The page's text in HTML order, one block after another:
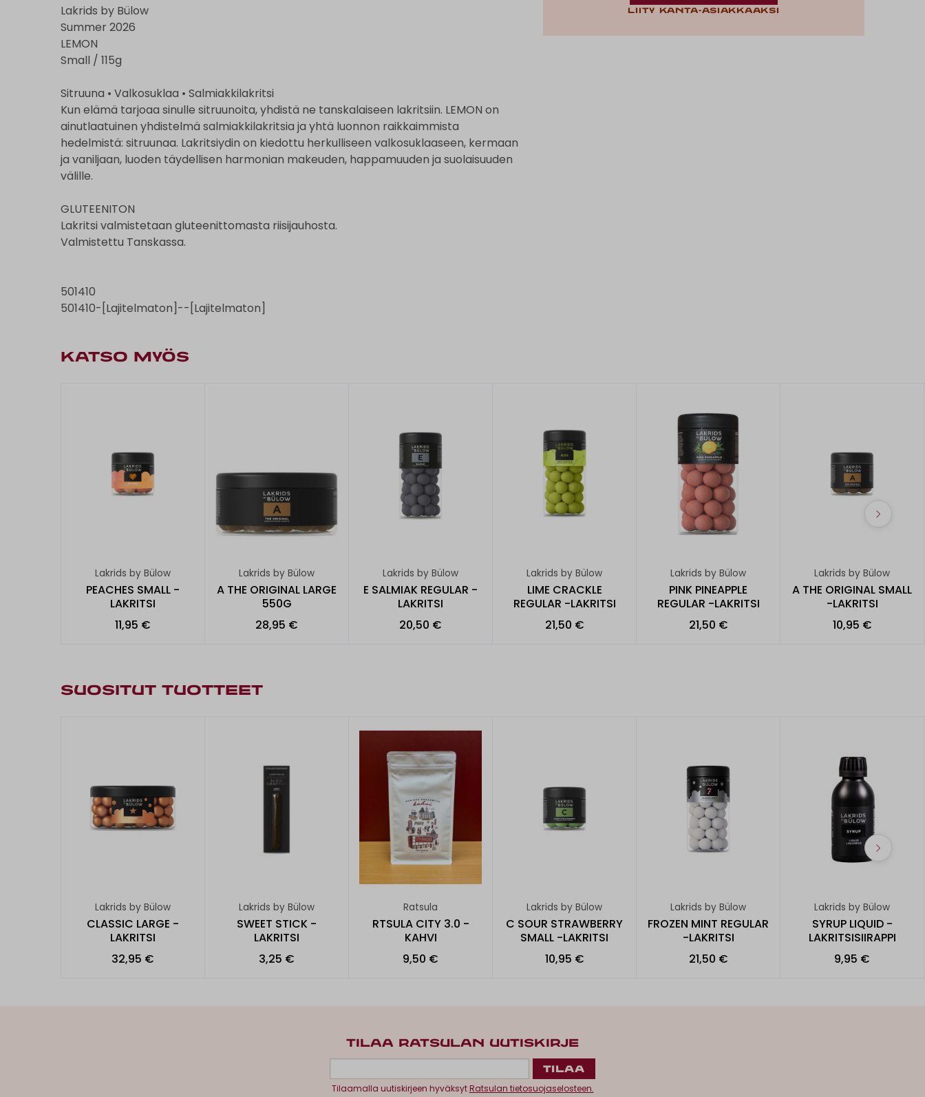
Lakrids by Bülow
Summer 2026
LEMON
Small / 115g
Sitruuna • Valkosuklaa • Salmiakkilakritsi
Kun elämä tarjoaa sinulle sitruunoita, yhdistä ne tanskalaiseen lakritsiin. LEMON on
ainutlaatuinen yhdistelmä salmiakkilakritsia ja yhtä luonnon raikkaimmista
hedelmistä: sitruunaa. Lakritsiydin on kiedottu herkulliseen valkosuklaaseen, kermaan
ja vaniljaan, luoden täydellisen harmonian makeuden, happamuuden ja suolaisuuden
välille.
GLUTEENITON
Lakritsi valmistetaan gluteenittomasta riisijauhosta.
Valmistettu Tanskassa.
501410
501410-[Lajitelmaton]--[Lajitelmaton]
Liity kanta-asiakkaaksi
KATSO MYÖS
Lakrids by Bülow
PEACHES SMALL -
LAKRITSI
11,95 €
Lakrids by Bülow
A THE ORIGINAL LARGE
550G
28,95 €
Lakrids by Bülow
E SALMIAK REGULAR -
LAKRITSI
20,50 €
Lakrids by Bülow
LIME CRACKLE
REGULAR -LAKRITSI
21,50 €
Lakrids by Bülow
PINK PINEAPPLE
REGULAR -LAKRITSI
21,50 €
Lakrids by Bülow
A THE ORIGINAL SMALL
-LAKRITSI
10,95 €
SUOSITUT TUOTTEET
Lakrids by Bülow
CLASSIC LARGE -
LAKRITSI
32,95 €
Lakrids by Bülow
SWEET STICK -
LAKRITSI
3,25 €
Ratsula
RTSULA CITY 3.0 -
KAHVI
9,50 €
Lakrids by Bülow
C SOUR STRAWBERRY
SMALL -LAKRITSI
10,95 €
Lakrids by Bülow
FROZEN MINT REGULAR
-LAKRITSI
21,50 €
Lakrids by Bülow
SYRUP LIQUID -
LAKRITSISIIRAPPI
9,95 €
TILAA RATSULAN UUTISKIRJE
Tilaamalla uutiskirjeen hyväksytRatsulan tietosuojaselosteen.